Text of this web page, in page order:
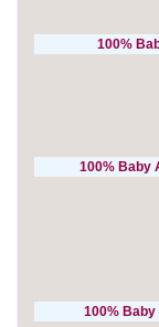
100%
100% Baby
100%